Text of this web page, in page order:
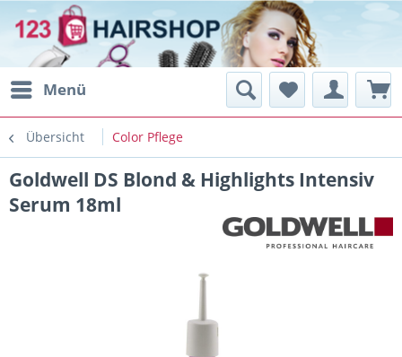
Menü
Übersicht Color Pflege
Goldwell DS Blond & Highlights Intensiv
Serum 18ml